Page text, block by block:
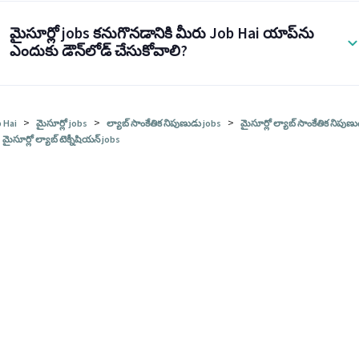
మైసూర్లో jobs కనుగొనడానికి మీరు Job Hai యాప్‌ను
ఎందుకు డౌన్‌లోడ్ చేసుకోవాలి?
Hai > మైసూర్లో jobs > ల్యాబ్ సాంకేతిక నిపుణుడు jobs > మైసూర్లో ల్యాబ్ సాంకేతిక
మైసూర్లో ల్యాబ్ టెక్నీషియన్ jobs